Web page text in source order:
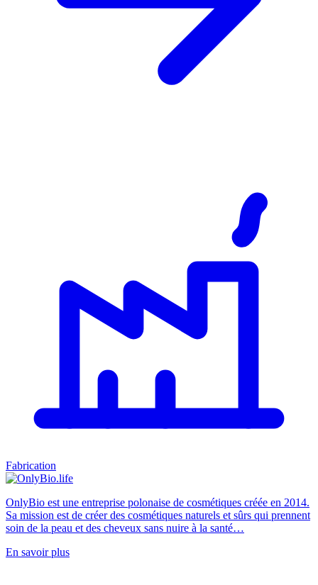
Fabrication
OnlyBio est une entreprise polonaise de cosmétiques créée en 2014.
Sa mission est de créer des cosmétiques naturels et sûrs qui prennent
soin de la peau et des cheveux sans nuire à la santé…
En savoir plus